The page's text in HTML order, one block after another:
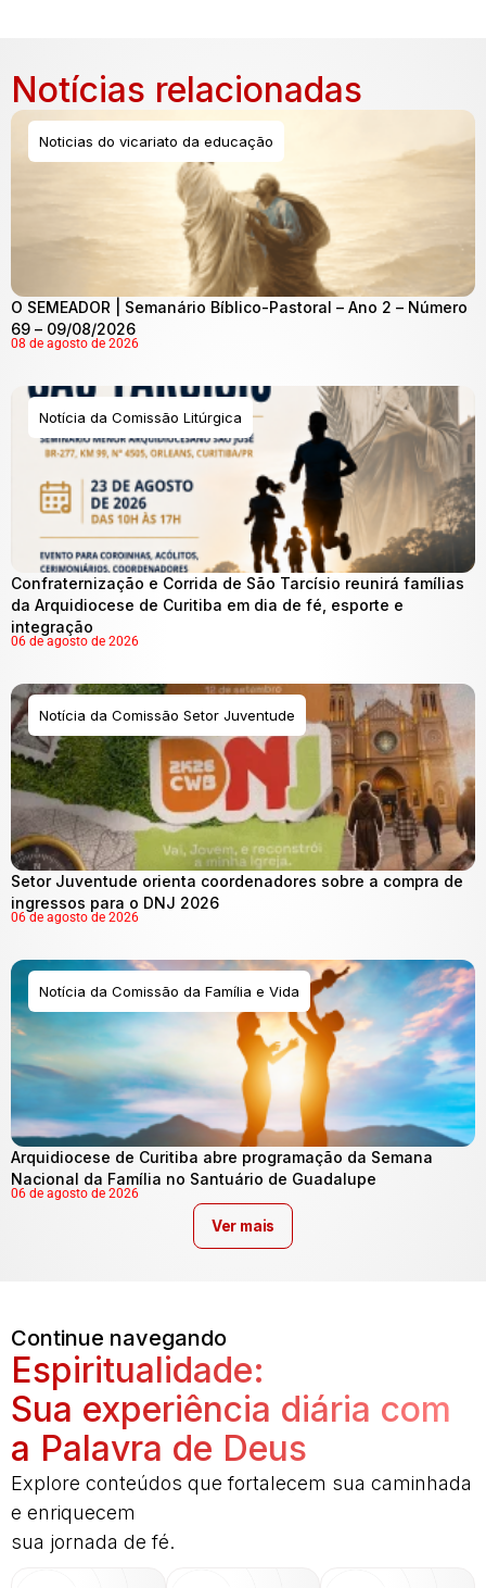
Notícias relacionadas
Noticias do vicariato da educação
O SEMEADOR | Semanário Bíblico-Pastoral – Ano 2 – Número
69 – 09/08/2026
08 de agosto de 2026
Notícia da Comissão Litúrgica
Confraternização e Corrida de São Tarcísio reunirá famílias
da Arquidiocese de Curitiba em dia de fé, esporte e
integração
06 de agosto de 2026
Notícia da Comissão Setor Juventude
Setor Juventude orienta coordenadores sobre a compra de
ingressos para o DNJ 2026
06 de agosto de 2026
Notícia da Comissão da Família e Vida
Arquidiocese de Curitiba abre programação da Semana
Nacional da Família no Santuário de Guadalupe
06 de agosto de 2026
Ver mais
Continue navegando
Espiritualidade:
Sua experiência diária com
a Palavra de Deus
Explore conteúdos que fortalecem sua caminhada
e enriquecem
sua jornada de fé.